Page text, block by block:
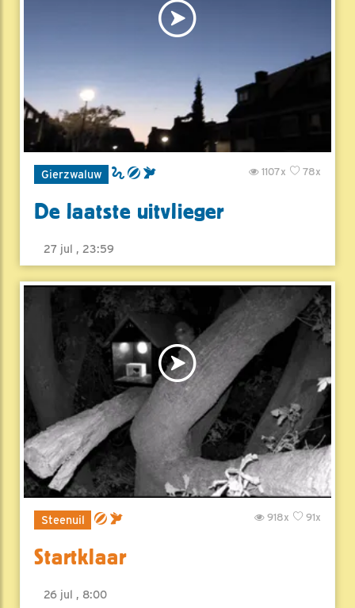
Gierzwaluw 78x
1107x
De laatste uitvlieger
27 jul , 23:59
Steenuil 91x
918x
Startklaar
26 jul , 8:00